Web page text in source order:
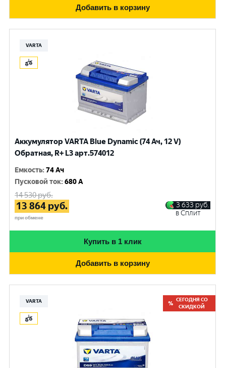
Добавить в корзину
VARTA
Аккумулятор VARTA Blue Dynamic (74 Ач, 12 V)
Обратная, R+ L3 арт.574012
Емкость:74 Ач
Пусковой ток:680 A
14 530руб.
13 864 руб.
при обмене
3 633 руб.
в Сплит
Купить в 1 клик
Добавить в корзину
VARTA
СЕГОДНЯ СО
СКИДКОЙ